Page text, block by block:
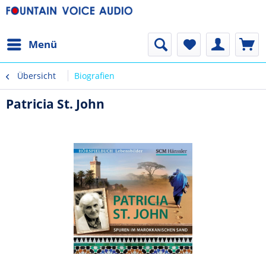
Menü
Übersicht Biografien
Patricia St. John